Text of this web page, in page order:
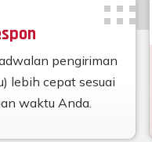
pengiriman
lebih cepat sesuai
waktu Anda.